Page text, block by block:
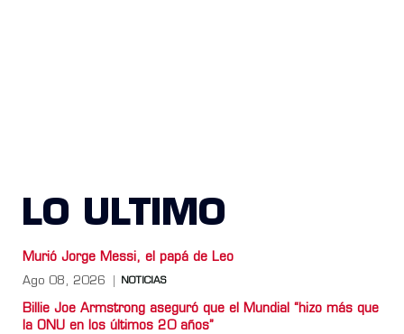
LO ULTIMO
Murió Jorge Messi, el papá de Leo
Ago 08, 2026 NOTICIAS
Billie Joe Armstrong aseguró que el Mundial “hizo más que
la ONU en los últimos 20 años”